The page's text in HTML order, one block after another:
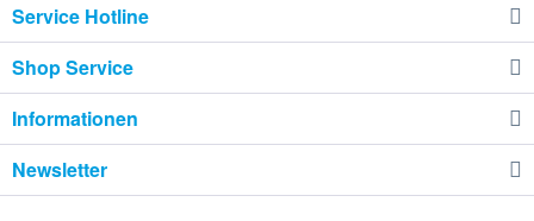
Service Hotline
Shop Service
Informationen
Newsletter